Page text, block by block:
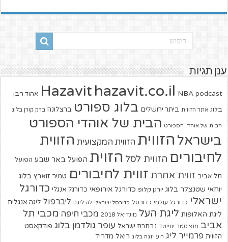
ענן תגיות
Hazavit hazavit.co.il NBA podcast אהוד ריבן
בלוג אתר הזווית ביתר ירושלים בלוג ספורט ברצלונה ברק קורן בלוג
הבית של אוהדי הספורט הבית של אוהדי הספורט
בישראל הזווית הזווית המקצועית הזווית
לחיבורים הזווית לסל הזוית הפועל באר שבע הפועל
תל אביב זווית אחרת זווית לחיבורים טמיר זוארץ בלוג
יוחאי שטנצלר בלוג יורגן קלופ כדורגל אירופאי כדורגל אנגלי כדורגל
ישראלי כדורגל עולמי כדורסל כדורסל ישראלי לה ליגה ליברפול ליגה אנגלית
ליגת האלופות ליגת העל מונדיאל 2018 מכבי חיפה מכבי תל
אביב מנצ'סטר יונייטד נבחרת ישראל עופר גולדמן בלוג פודקאסט
הזווית פרמייר ליג רועי זגה בלוג ריאל מדריד